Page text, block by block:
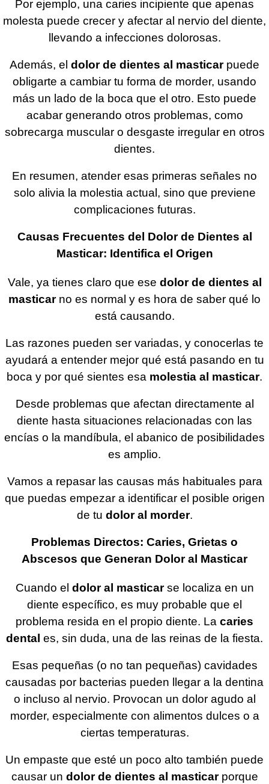
Por ejemplo, una caries incipiente que apenas
molesta puede crecer y afectar al nervio del diente,
llevando a infecciones dolorosas.
Además, el dolor de dientes al masticarpuede
obligarte a cambiar tu forma de morder, usando
más un lado de la boca que el otro. Esto puede
acabar generando otros problemas, como
sobrecarga muscular o desgaste irregular en otros
dientes.
En resumen, atender esas primeras señales no
solo alivia la molestia actual, sino que previene
complicaciones futuras.
Causas Frecuentes del Dolor de Dientes al
Masticar: Identifica el Origen
Vale, ya tienes claro que ese dolor de dientes al
masticarno es normal y es hora de saber qué lo
está causando.
Las razones pueden ser variadas, y conocerlas te
ayudará a entender mejor qué está pasando en tu
boca y por qué sientes esa molestia al masticar.
Desde problemas que afectan directamente al
diente hasta situaciones relacionadas con las
encías o la mandíbula, el abanico de posibilidades
es amplio.
Vamos a repasar las causas más habituales para
que puedas empezar a identificar el posible origen
de tu dolor al morder.
Problemas Directos: Caries, Grietas o
Abscesos que Generan Dolor al Masticar
Cuando el dolor al masticarse localiza en un
diente específico, es muy probable que el
problema resida en el propio diente. La caries
dental es, sin duda, una de las reinas de la fiesta.
Esas pequeñas (o no tan pequeñas) cavidades
causadas por bacterias pueden llegar a la dentina
o incluso al nervio. Provocan un dolor agudo al
morder, especialmente con alimentos dulces o a
ciertas temperaturas.
Un empaste que esté un poco alto también puede
causar un dolor de dientes al masticarporque